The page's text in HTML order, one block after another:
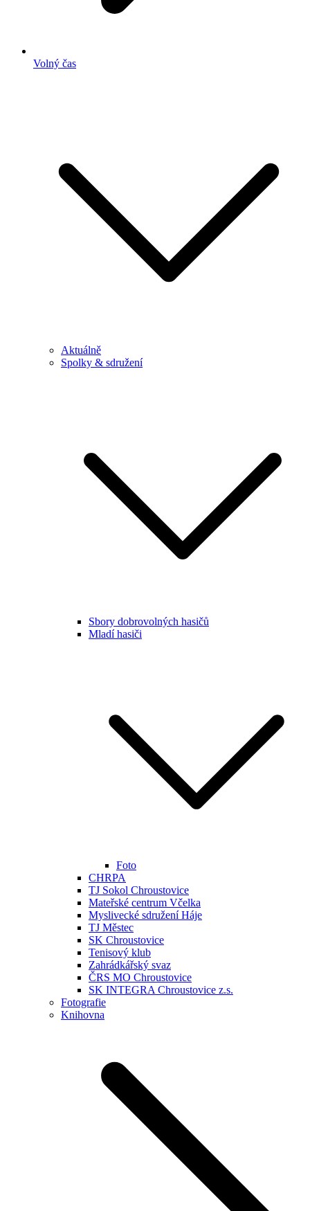
Volný čas
Aktuálně
Spolky & sdružení
Sbory dobrovolných hasičů
Mladí hasiči
Foto
CHRPA
TJ Sokol Chroustovice
Mateřské centrum Včelka
Myslivecké sdružení Háje
TJ Městec
SK Chroustovice
Tenisový klub
Zahrádkářský svaz
ČRS MO Chroustovice
SK INTEGRA Chroustovice z.s.
Fotografie
Knihovna